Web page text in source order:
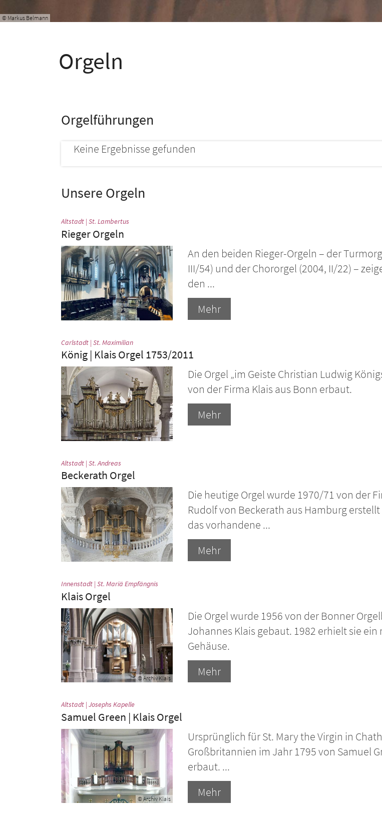
© Markus Belmann
Orgeln
Orgelführungen
Keine Ergebnisse gefunden
Unsere Orgeln
Altstadt | St. Lambertus
Rieger Orgeln
An den beiden Rieger-Orgeln – der
III/54) und der Chororgel (2004, II/22) –
den ...
Mehr
Carlstadt | St. Maximilian:
König | Klais Orgel 1753/2011
Die Orgel „im Geiste Christian Ludwig
von der Firma Klais aus Bonn erbaut.
Mehr
Altstadt | St. Andreas
Beckerath Orgel
Die heutige Orgel wurde 1970/71 von der
Rudolf von Beckerath aus Hamburg
das vorhandene ...
Mehr
Innenstadt | St. Mariä Empfängnis
Klais Orgel
© Archiv Klais
Die Orgel wurde 1956 von der Bonner
Johannes Klais gebaut. 1982 erhielt sie ein
Gehäuse.
Mehr
Altstadt | Josephs Kapelle:
Samuel Green | Klais Orgel
© Archiv Klais
Ursprünglich für St. Mary the Virgin in
Großbritannien im Jahr 1795 von Samuel
erbaut. ...
Mehr